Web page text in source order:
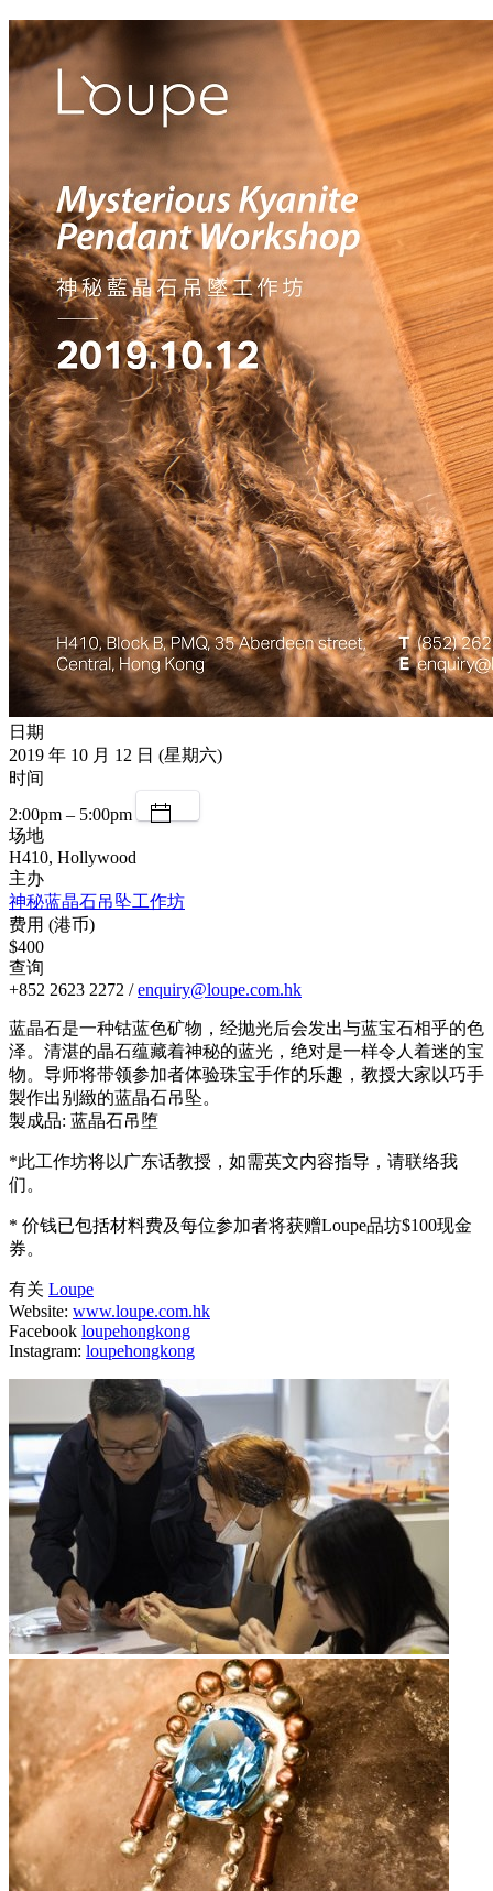
日期
2019 年 10 月 12 日 (星期六)
时间
2:00pm – 5:00pm
场地
H410, Hollywood
主办
神秘蓝晶石吊坠工作坊
费用 (港币)
$400
查询
+852 2623 2272 /enquiry@loupe.com.hk
蓝晶石是一种钴蓝色矿物，经抛光后会发出与蓝宝石相乎的色
泽。清湛的晶石蕴藏着神秘的蓝光，绝对是一样令人着迷的宝
物。导师将带领参加者体验珠宝手作的乐趣，教授大家以巧手
製作出别緻的蓝晶石吊坠。
製成品: 蓝晶石吊堕
*此工作坊将以广东话教授，如需英文内容指导，请联络我
们。
* 价钱已包括材料费及每位参加者将获赠Loupe品坊$100现金
券。
有关 Loupe
Website: www.loupe.com.hk
Facebook loupehongkong
Instagram: loupehongkong